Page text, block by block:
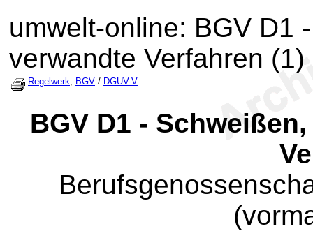
umwelt-online: BGV D1
verwandte Verfahren (1)
Regelwerk; BGV / DGUV-V
BGV D1 -